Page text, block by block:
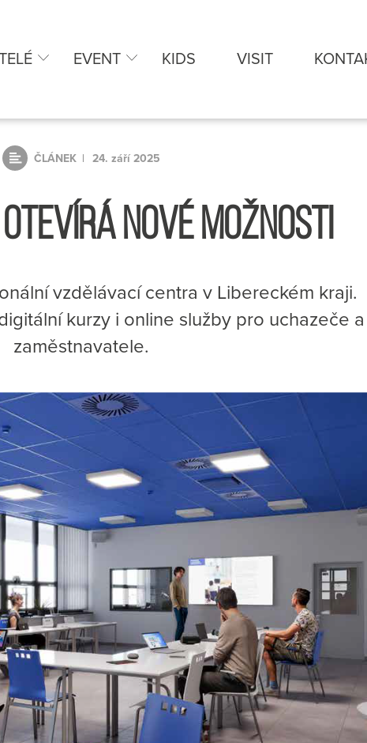
EVENT KIDS VISIT
ČLÁNEK 24. září 2025
NOVÉ MOŽNOSTI
vzdělávací centra v Libereckém kraji.
kurzy i online služby pro uchazeče a
zaměstnavatele.